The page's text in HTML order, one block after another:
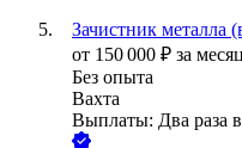
Зачистник металла
от 150 000 ₽ за
Без опыта
Вахта
Выплаты: Два раза